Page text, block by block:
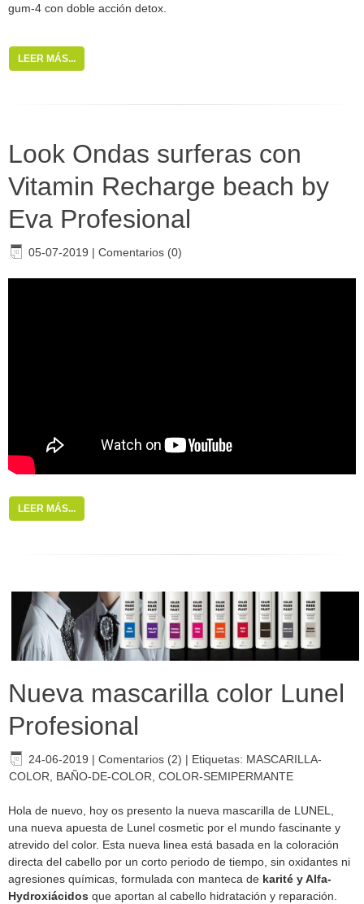
gum-4 con doble acción detox.
LEER MÁS...
Look Ondas surferas con
Vitamin Recharge beach by
Eva Profesional
05-07-2019 | Comentarios (0)
LEER MÁS...
Nueva mascarilla color Lunel
Profesional
24-06-2019 | Comentarios (2) | Etiquetas: MASCARILLA-
COLOR
BAÑO-DE-COLOR COLOR-SEMIPERMANTE
Hola de nuevo, hoy os presento la nueva mascarilla de LUNEL,
una nueva apuesta de Lunel cosmetic por el mundo fascinante y
atrevido del color. Esta nueva linea está basada en la coloración
directa del cabello por un corto periodo de tiempo, sin oxidantes ni
agresiones químicas, formulada con manteca de karité y Alfa-
Hydroxiácidos que aportan al cabello hidratación y reparación.